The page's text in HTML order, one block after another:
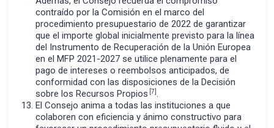
contraído por la Comisión en el marco del
procedimiento presupuestario de 2022 de garantizar
que el importe global inicialmente previsto para la línea
del Instrumento de Recuperación de la Unión Europea
en el MFP 2021-2027 se utilice plenamente para el
pago de intereses o reembolsos anticipados, de
conformidad con las disposiciones de la Decisión
sobre los Recursos Propios [7] .
El Consejo anima a todas las instituciones a que
colaboren con eficiencia y ánimo constructivo para